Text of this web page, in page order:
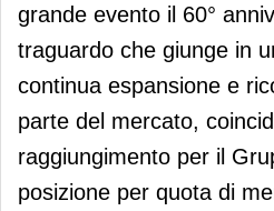
grande evento il 60°
traguardo che giunge in
continua espansione e
parte del mercato,
raggiungimento per il
posizione per quota di